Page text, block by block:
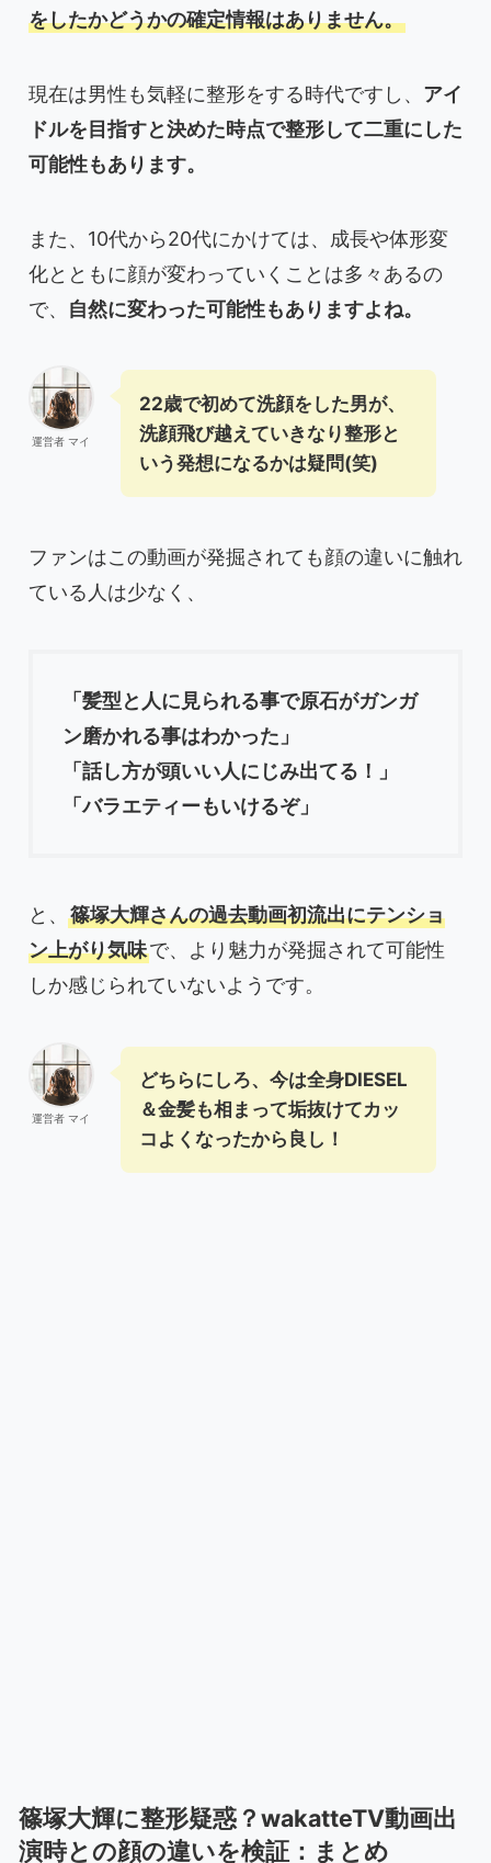
をしたかどうかの確定情報はありません。
現在は男性も気軽に整形をする時代ですし、 アイ
ドルを目指すと決めた時点で整形して二重にした
可能性もあります。
また、10代から20代にかけては、成長や体形変
化とともに顔が変わっていくことは多々あるの
で、 自然に変わった可能性もありますよね。
運営者 マイ
22歳で初めて洗顔をした男が、
洗顔飛び越えていきなり整形と
いう発想になるかは疑問(笑)
ファンはこの動画が発掘されても顔の違いに触れ
ている人は少なく、
「髪型と人に見られる事で原石がガンガ
ン磨かれる事はわかった」
「話し方が頭いい人にじみ出てる！」
「バラエティーもいけるぞ」
と、 篠塚大輝さんの過去動画初流出にテンショ
ン上がり気味で、より魅力が発掘されて可能性
しか感じられていないようです。
運営者 マイ
どちらにしろ、今は全身DIESEL
＆金髪も相まって垢抜けてカッ
コよくなったから良し！
篠塚大輝に整形疑惑？wakatteTV動画出
演時との顔の違いを検証：まとめ